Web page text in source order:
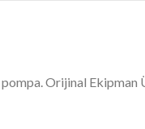
Orijinal